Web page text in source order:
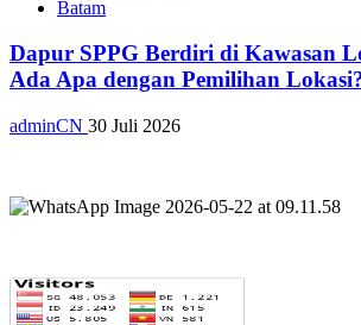
Batam
Dapur SPPG Berdiri di Kawasan
Ada Apa dengan Pemilihan
adminCN 30 Juli 2026